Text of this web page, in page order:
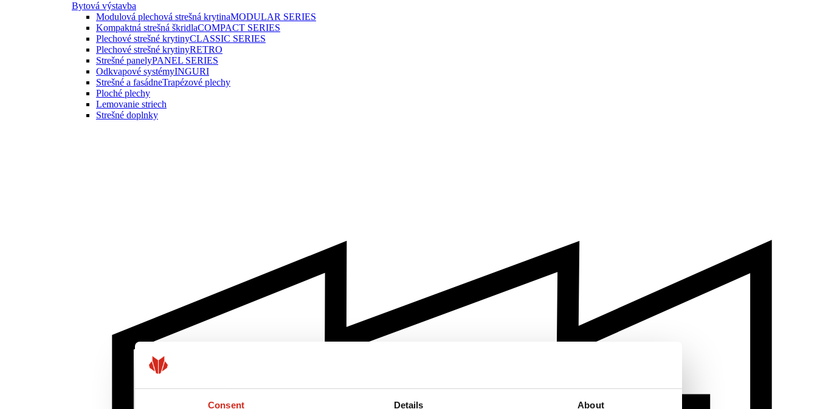
Consent Details About
Bytová výstavba
Modulová plechová strešná krytinaMODULAR SERIES
Kompaktná strešná škridlaCOMPACT SERIES
Plechové strešné krytinyCLASSIC SERIES
Plechové strešné krytinyRETRO
Strešné panelyPANEL SERIES
Odkvapové systémyINGURI
Strešné a fasádneTrapézové plechy
Ploché plechy
Lemovanie striech
Strešné doplnky